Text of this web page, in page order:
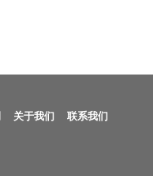
关于我们 联系我们